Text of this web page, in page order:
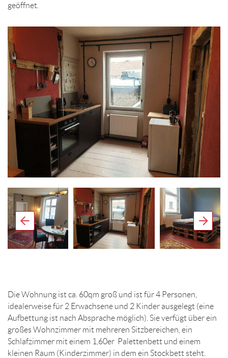
geöffnet.
Die Wohnung ist ca. 60qm groß und ist für 4 Personen,
idealerweise für 2 Erwachsene und 2 Kinder ausgelegt (eine
Aufbettung ist nach Absprache möglich). Sie verfügt über ein
großes Wohnzimmer mit mehreren Sitzbereichen, ein
Schlafzimmer mit einem 1,60er Palettenbett und einem
kleinen Raum (Kinderzimmer) in dem ein Stockbett steht.